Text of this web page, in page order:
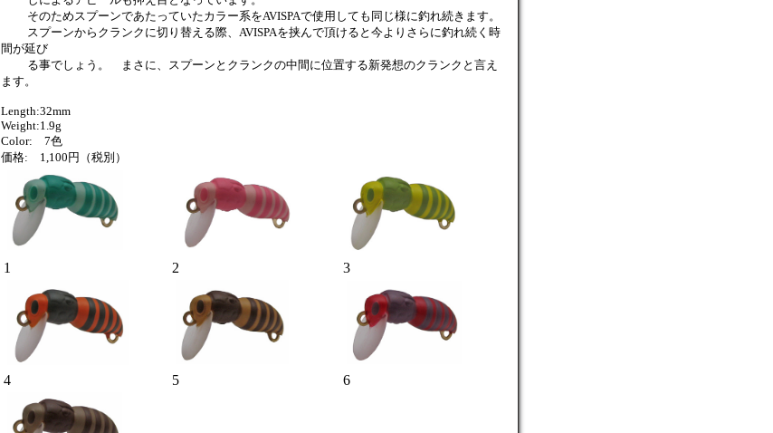
そのためスプーンであたっていたカラー系をAVISPAで使用しても同じ様に釣れ続きます。
スプーンからクランクに切り替える際、AVISPAを挟んで頂けると今よりさらに釣れ続く時
間が延び
る事でしょう。 まさに、 スプーンとクランクの中間に位置する新発想のクランク と言え
ます。
Length:32mm
Weight:1.9g
Color: 7色
価格: 1,100円（税別 ）
1 2 3
4 5 6